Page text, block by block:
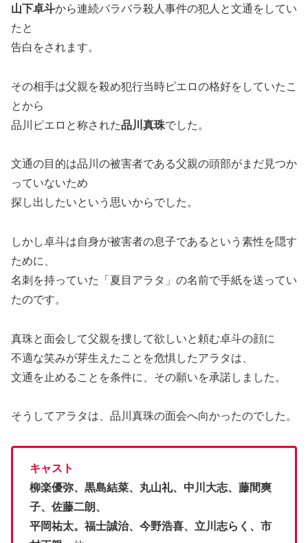
山下卓斗から連続バラバラ殺人事件の犯人と文通をしてい
たと
告白をされます。
その相手は父親を殺め犯行当時ピエロの格好をしていたこ
とから
品川ピエロと称された品川真珠でした。
文通の目的は品川の被害者である父親の頭部がまだ見つか
っていないため
探し出したいという思いからでした。
しかし卓斗は自身が被害者の息子であるという素性を隠す
ために、
名刺を持っていた「夏目アラタ」の名前で手紙を送ってい
たのです。
真珠と面会して父親を捜して欲しいと頼む卓斗の顔に
不適な笑みが芽生えたことを危惧したアラタは、
文通を止めることを条件に、その願いを承諾しました。
そうしてアラタは、品川真珠の面会へ向かったのでした。
キャスト
柳楽優弥、黒島結菜、丸山礼、中川大志、藤間爽
子、佐藤二朗、
平岡祐太。福士誠治、今野浩喜、立川志らく、市